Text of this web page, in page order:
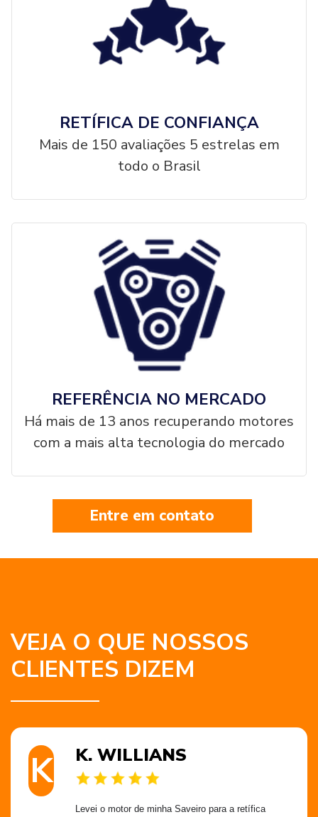
RETÍFICA DE CONFIANÇA
Mais de 150 avaliações 5 estrelas em
todo o Brasil
REFERÊNCIA NO MERCADO
Há mais de 13 anos recuperando motores
com a mais alta tecnologia do mercado
Entre em contato
VEJA O QUE NOSSOS
CLIENTES DIZEM
K K. WILLIANS
Levei o motor de minha Saveiro para a retífica